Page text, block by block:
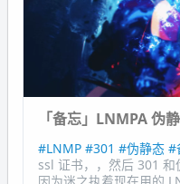
「备忘」LNMPA 伪
#LNMP #301 #伪静态 #
ssl 证书，，然后 301 和